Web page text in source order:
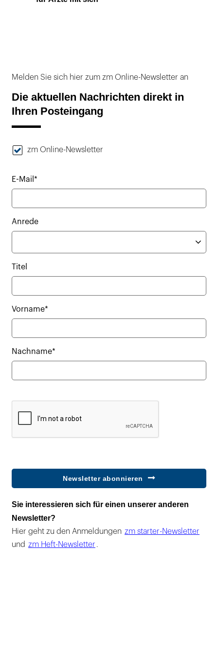
Melden Sie sich hier zum zm Online-Newsletter an
Die aktuellen Nachrichten direkt in
Ihren Posteingang
zm Online-Newsletter
E-Mail*
Anrede
Titel
Vorname*
Nachname*
Newsletter abonnieren
Sie interessieren sich für einen unserer anderen
Newsletter?
Hier geht zu den Anmeldungen zm starter-Newsletter
und zm Heft-Newsletter .